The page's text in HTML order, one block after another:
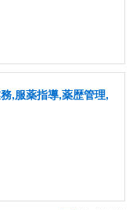
,服薬指導,薬歴管理,